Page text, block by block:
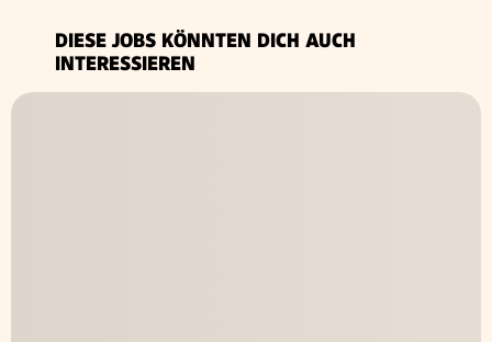
DIESE JOBS KÖNNTEN DICH AUCH
INTERESSIEREN